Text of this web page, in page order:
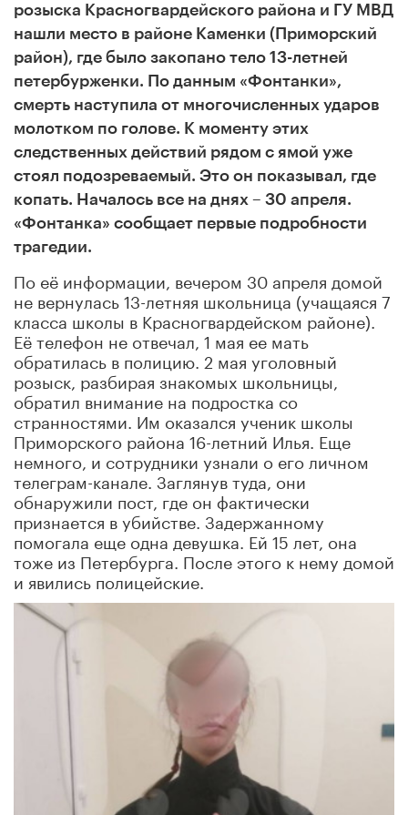
розыска Красногвардейского района и ГУ МВД
нашли место в районе Каменки (Приморский
район), где было закопано тело 13-летней
петербурженки. По данным «Фонтанки»,
смерть наступила от многочисленных ударов
молотком по голове. К моменту этих
следственных действий рядом с ямой уже
стоял подозреваемый. Это он показывал, где
копать. Началось все на днях – 30 апреля.
«Фонтанка» сообщает первые подробности
трагедии.
По её информации, вечером 30 апреля домой
не вернулась 13-летняя школьница (учащаяся 7
класса школы в Красногвардейском районе).
Её телефон не отвечал, 1 мая ее мать
обратилась в полицию. 2 мая уголовный
розыск, разбирая знакомых школьницы,
обратил внимание на подростка со
странностями. Им оказался ученик школы
Приморского района 16-летний Илья. Еще
немного, и сотрудники узнали о его личном
телеграм-канале. Заглянув туда, они
обнаружили пост, где он фактически
признается в убийстве. Задержанному
помогала еще одна девушка. Ей 15 лет, она
тоже из Петербурга. После этого к нему домой
и явились полицейские.